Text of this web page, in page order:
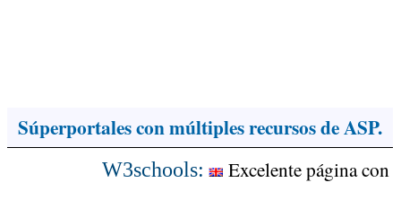
Súperportales con múltiples recursos de ASP.
W3schools:
Excelente página con